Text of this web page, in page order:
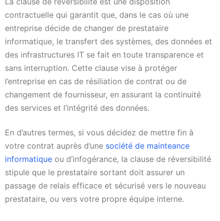
contractuelle qui garantit que, dans le cas où une
entreprise décide de changer de prestataire
informatique, le transfert des systèmes, des données et
des infrastructures IT se fait en toute transparence et
sans interruption. Cette clause vise à protéger
l’entreprise en cas de résiliation de contrat ou de
changement de fournisseur, en assurant la continuité
des services et l’intégrité des données.
En d’autres termes, si vous décidez de mettre fin à
votre contrat auprès d’une société de mainteance
informatique ou d’infogérance, la clause de réversibilité
stipule que le prestataire sortant doit assurer un
passage de relais efficace et sécurisé vers le nouveau
prestataire, ou vers votre propre équipe interne.